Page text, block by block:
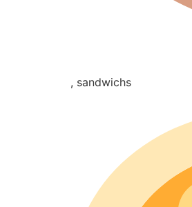
, sandwichs